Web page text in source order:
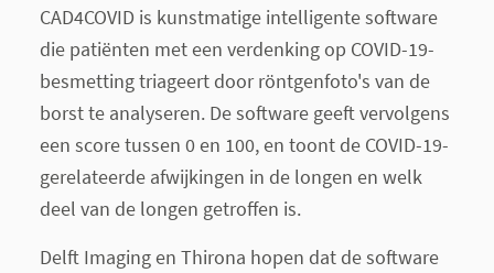
CAD4COVID is kunstmatige intelligente software
die patiënten met een verdenking op COVID-19-
besmetting triageert door röntgenfoto's van de
borst te analyseren. De software geeft vervolgens
een score tussen 0 en 100, en toont de COVID-19-
gerelateerde afwijkingen in de longen en welk
deel van de longen getroffen is.
Delft Imaging en Thirona hopen dat de software